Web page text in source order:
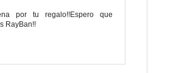
por tu regalo!!Espero que
RayBan!!